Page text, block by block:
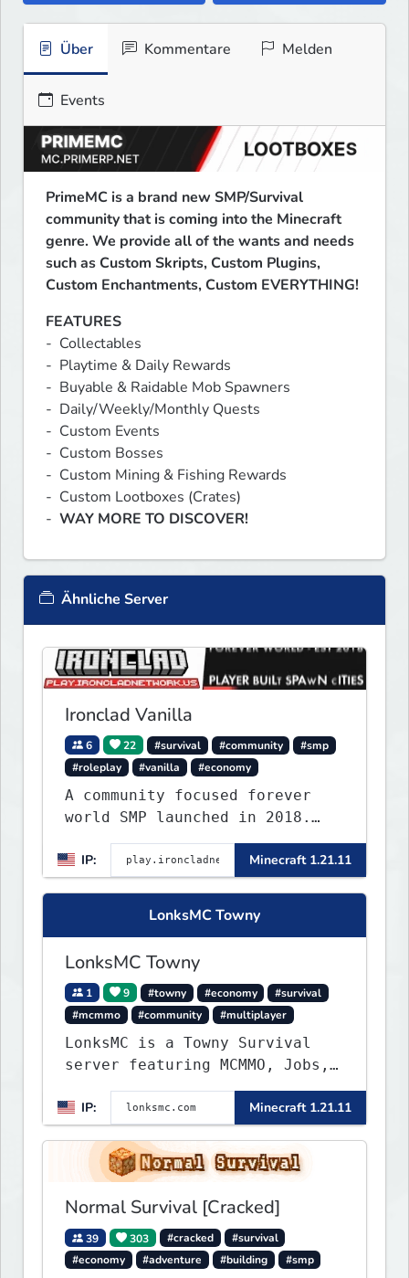
Über Kommentare Melden
Events
PrimeMC is a brand new SMP/Survival
community that is coming into the Minecraft
genre. We provide all of the wants and needs
such as Custom Skripts, Custom Plugins,
Custom Enchantments, Custom EVERYTHING!
FEATURES
-  Collectables
-  Playtime & Daily Rewards
-  Buyable & Raidable Mob Spawners
-  Daily/Weekly/Monthly Quests
-  Custom Events
-  Custom Bosses
-  Custom Mining & Fishing Rewards
-  Custom Lootboxes (Crates)
- WAY MORE TO DISCOVER!
Ähnliche Server
Ironclad Vanilla
6 22 #survival #community
#smp
#roleplay
#vanilla #economy
A community focused forever
world SMP launched in 2018.
Large community-built
functioning spawn cities with
no spawned in items or cheats.
IP: Minecraft 1.21.11
LonksMC Towny
LonksMC Towny
1 9 #towny #economy
#survival
#mcmmo
#community #multiplayer
LonksMC is a Towny Survival
server featuring MCMMO, Jobs,
free rank progression, and
weekly events. We focus on a
friendly community, balanced
economy, and long-term
survival gameplay.
IP: Minecraft 1.21.11
Normal Survival [Cracked]
39 303 #cracked
#survival
#economy
#adventure #building #smp